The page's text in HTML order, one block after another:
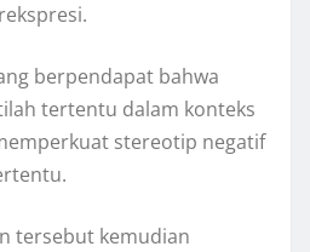
berpendapat bahwa
tertentu dalam konteks
stereotip negatif
tersebut kemudian